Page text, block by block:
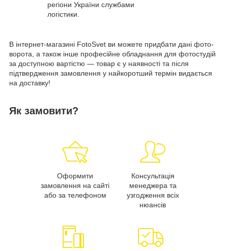
регіони України службами
логістики.
В інтернет-магазині FotoSvet ви можете придбати дані фото-
ворота, а також інше професійне обладнання для фотостудій
за доступною вартістю — товар є у наявності та після
підтвердження замовлення у найкоротший термін видається
на доставку!
Як замовити?
Оформити
замовлення на сайті
або за телефоном
Консультація
менеджера та
узгодження всіх
нюансів